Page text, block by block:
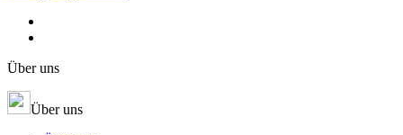
Über uns
Über uns